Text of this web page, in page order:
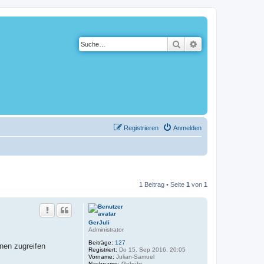
Suche
Anmelden
Registrieren
1 Beitrag • Seite 1 von 1
GerJuli
Administrator
Beiträge: 127
Registriert: Do 15. Sep 2016, 20:05
Vorname: Julian-Samuel
zugreifen